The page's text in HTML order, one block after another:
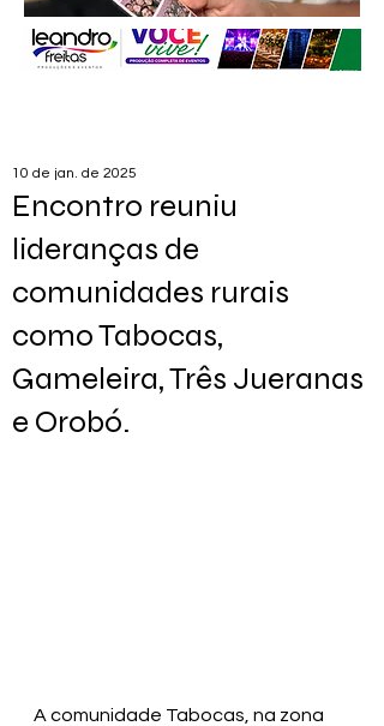
Encontro reuniu
lideranças de
comunidades rurais
como Tabocas,
Gameleira, Três Jueranas
e Orobó.
10 de jan. de 2025
A comunidade Tabocas, na zona